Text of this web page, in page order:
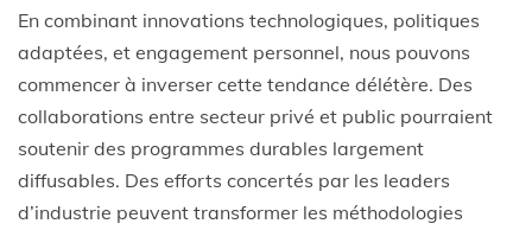
En combinant innovations technologiques, politiques
adaptées, et engagement personnel, nous pouvons
commencer à inverser cette tendance délétère. Des
collaborations entre secteur privé et public pourraient
soutenir des programmes durables largement
diffusables. Des efforts concertés par les leaders
d’industrie peuvent transformer les méthodologies